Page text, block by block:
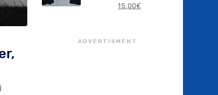
15,00€
ADVERTISMENT